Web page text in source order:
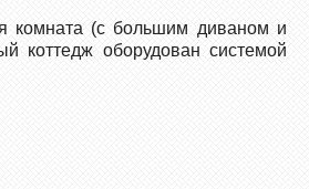
комната (с большим диваном и
коттедж оборудован системой